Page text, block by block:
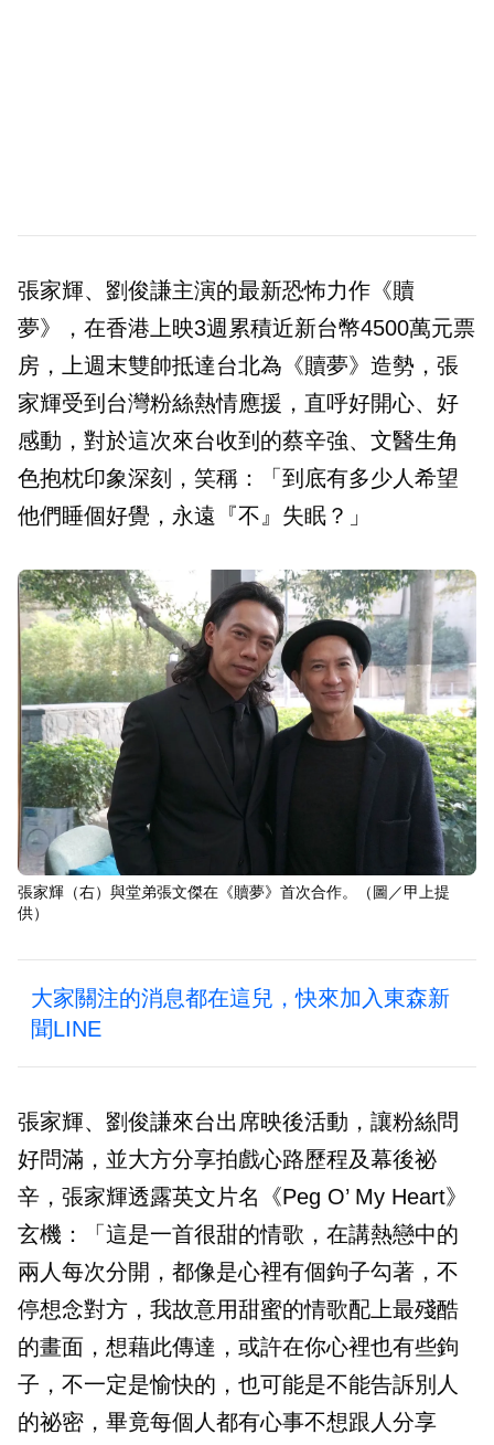
張家輝、劉俊謙主演的最新恐怖力作《贖
夢》，在香港上映3週累積近新台幣4500萬元票
房，上週末雙帥抵達台北為《贖夢》造勢，張
家輝受到台灣粉絲熱情應援，直呼好開心、好
感動，對於這次來台收到的蔡辛強、文醫生角
色抱枕印象深刻，笑稱：「到底有多少人希望
他們睡個好覺，永遠『不』失眠？」
張家輝（右）與堂弟張文傑在《贖夢》首次合作。（圖／甲上提
供）
大家關注的消息都在這兒，快來加入東森新
聞LINE
張家輝、劉俊謙來台出席映後活動，讓粉絲問
好問滿，並大方分享拍戲心路歷程及幕後祕
辛，張家輝透露英文片名《Peg O’ My Heart》
玄機：「這是一首很甜的情歌，在講熱戀中的
兩人每次分開，都像是心裡有個鉤子勾著，不
停想念對方，我故意用甜蜜的情歌配上最殘酷
的畫面，想藉此傳達，或許在你心裡也有些鉤
子，不一定是愉快的，也可能是不能告訴別人
的祕密，畢竟每個人都有心事不想跟人分享